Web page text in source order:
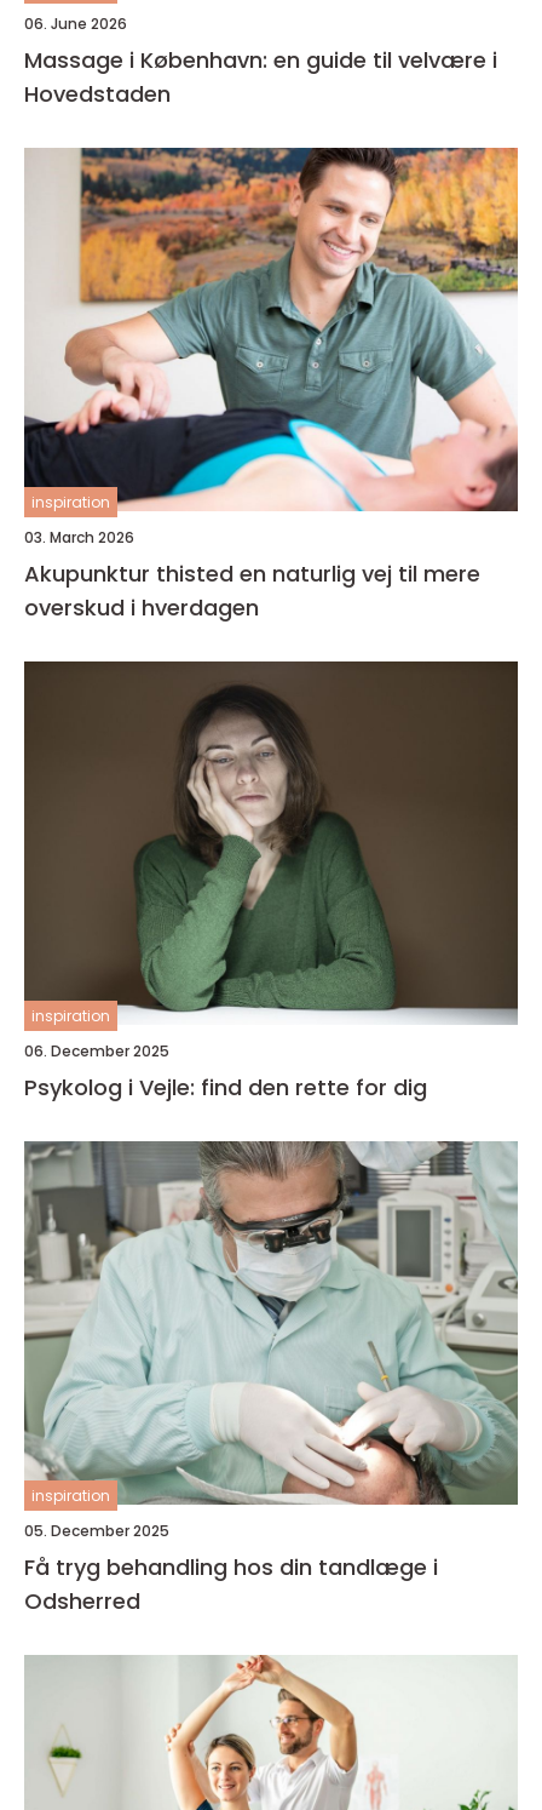
06. June 2026
Massage i København: en guide til velvære i
Hovedstaden
inspiration
03. March 2026
Akupunktur thisted en naturlig vej til mere
overskud i hverdagen
inspiration
06. December 2025
Psykolog i Vejle: find den rette for dig
inspiration
05. December 2025
Få tryg behandling hos din tandlæge i
Odsherred